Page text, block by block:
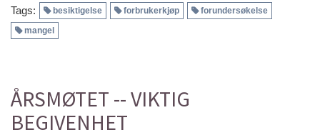
Tags: besiktigelse forbrukerkjøp
forundersøkelse
mangel
ÅRSMØTET -- VIKTIG
BEGIVENHET